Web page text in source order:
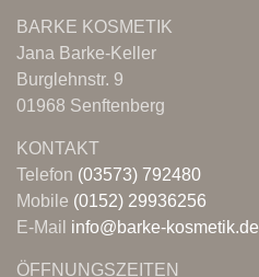
BARKE KOSMETIK
Jana Barke-Keller
Burglehnstr. 9
01968 Senftenberg
KONTAKT
Telefon (03573) 792480
Mobile (0152) 29936256
E-Mail info@barke-kosmetik.de
ÖFFNUNGSZEITEN